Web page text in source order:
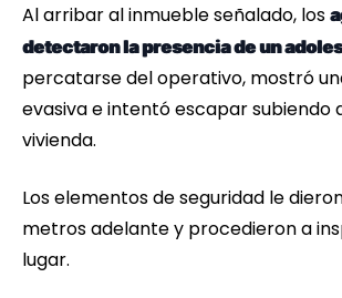
Al arribar al inmueble señalado, los
detectaron la presencia de un
percatarse del operativo, mostró
evasiva e intentó escapar subiendo
vivienda.
Los elementos de seguridad le
metros adelante y procedieron a
lugar.